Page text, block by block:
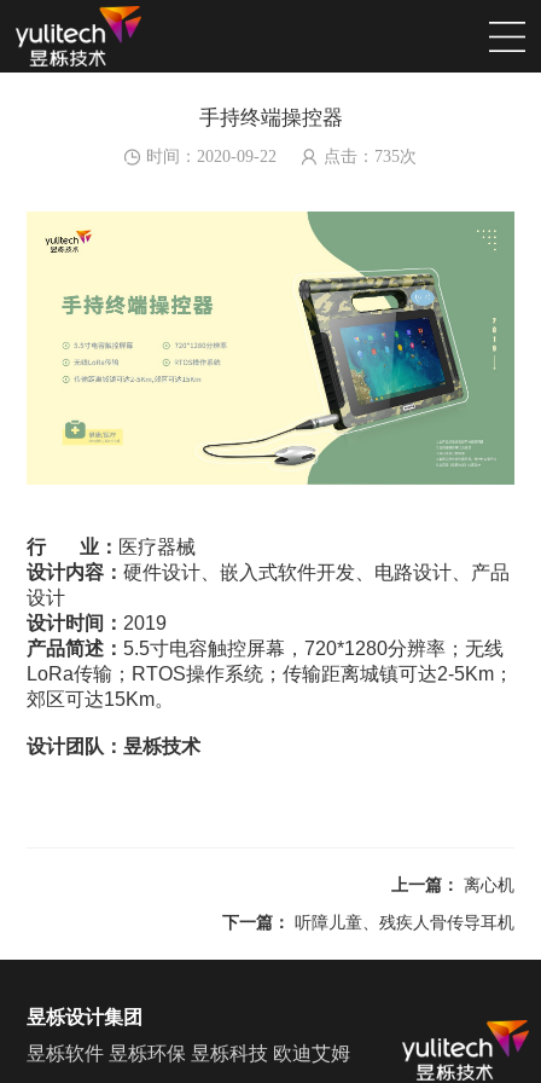
手持终端操控器
时间：2020-09-22 点击： 735次
行 业： 医疗器械
设计内容：硬件设计、嵌入式软件开发、电路设计、产品
设计
设计时间： 2019
产品简述：5.5寸电容触控屏幕，720*1280分辨率；无线
LoRa传输；RTOS操作系统；传输距离城镇可达2-5Km；
郊区可达15Km。
设计团队：昱栎技术
上一篇： 离心机
下一篇： 听障儿童、残疾人骨传导耳机
昱栎设计集团
昱栎软件 昱栎环保 昱栎科技 欧迪艾姆